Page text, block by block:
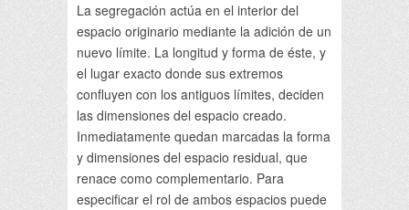
La segregación actúa en el interior del
espacio originario mediante la adición de un
nuevo límite. La longitud y forma de éste, y
el lugar exacto donde sus extremos
confluyen con los antiguos límites, deciden
las dimensiones del espacio creado.
Inmediatamente quedan marcadas la forma
y dimensiones del espacio residual, que
renace como complementario. Para
especificar el rol de ambos espacios puede